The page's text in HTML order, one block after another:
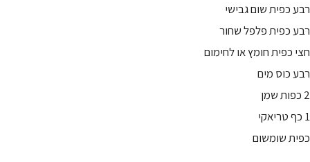
רבע כפית שום גבישי
רבע כפית פלפל שחור
חצי כפית חומץ או לחימום
רבע כוס מים
2 כפות שמן
1 כף טריאקי
כפית שומשום